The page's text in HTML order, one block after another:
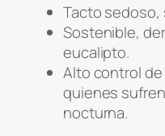
Tacto sedoso,
Sostenible,
eucalipto.
Alto control de
quienes
nocturna.